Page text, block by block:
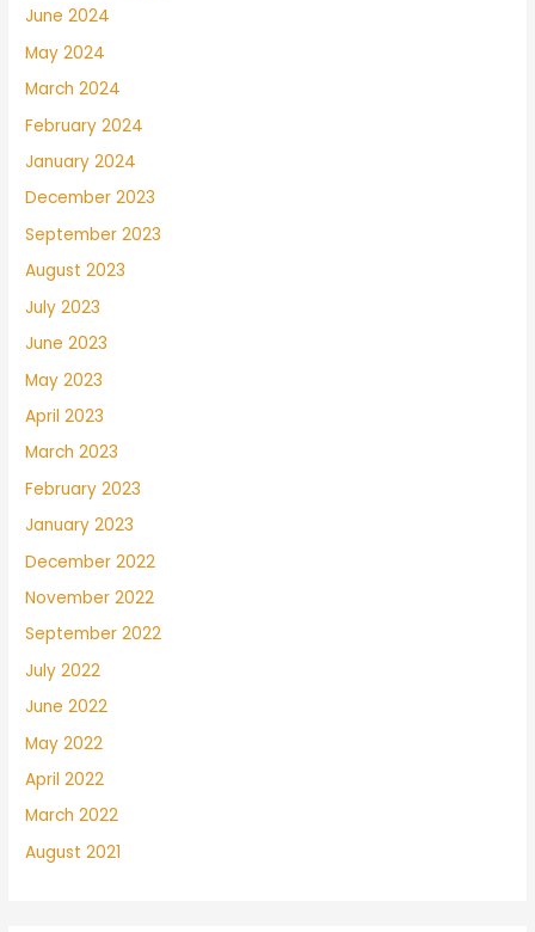
June 2024
May 2024
March 2024
February 2024
January 2024
December 2023
September 2023
August 2023
July 2023
June 2023
May 2023
April 2023
March 2023
February 2023
January 2023
December 2022
November 2022
September 2022
July 2022
June 2022
May 2022
April 2022
March 2022
August 2021